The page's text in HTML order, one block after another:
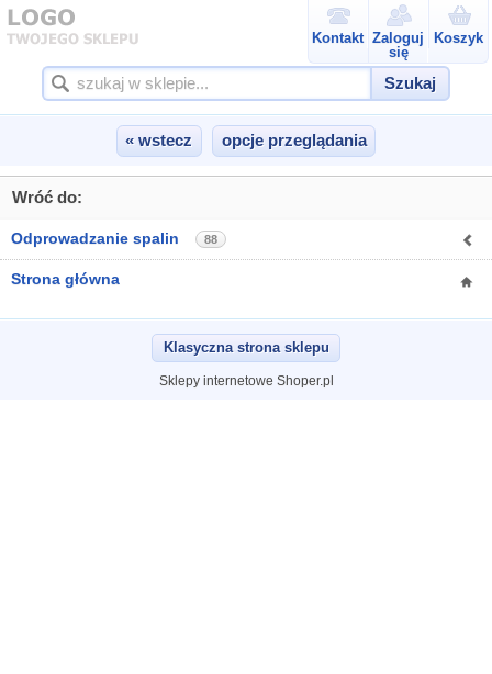
Kontakt Zaloguj
się
Koszyk
Szukaj
« wstecz opcje przeglądania
Wróć do:
Odprowadzanie spalin 88
Strona główna
Klasyczna strona sklepu
Sklepy internetowe Shoper.pl